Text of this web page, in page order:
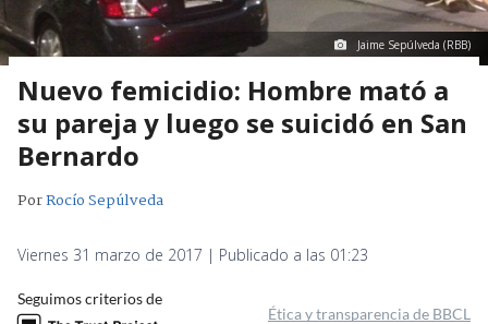
Jaime Sepúlveda (RBB)
Nuevo femicidio: Hombre mató a
su pareja y luego se suicidó en San
Bernardo
PorRocío Sepúlveda
Viernes 31 marzo de 2017 | Publicado a las 01:23
Seguimos criterios de
Ética y transparencia de BBCL